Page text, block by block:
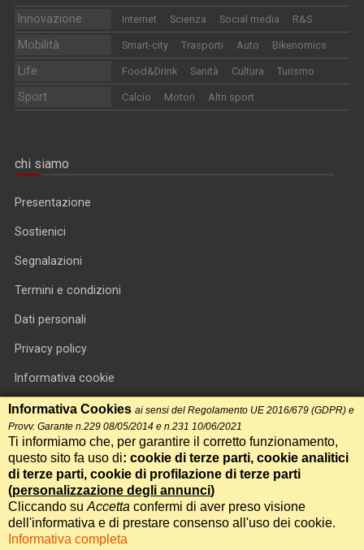
Innovazione Internet Scienza Social media R&S
Mobilità Smart-city Trasporti Auto Bikenomics
Life Food&Drink Sanità Cultura Turismo
Sport Calcio Motori Altri sport
chi siamo
Presentazione
Sostienici
Segnalazioni
Termini e condizioni
Dati personali
Privacy policy
Informativa cookie
RSS feed
RSS Top News
Contatti
International Communication S.r.l. • P.IVA 14478081004 • Testata
giornalistica n.191, reg. Tribunale di Roma del 14/12/2017
Informativa Cookies ai sensi del Regolamento UE 2016/679 (GDPR) e
Provv. Garante n.229 08/05/2014 e n.231 10/06/2021
Ti informiamo che, per garantire il corretto funzionamento,
questo sito fa uso di: cookie di terze parti, cookie analitici
di terze parti, cookie di profilazione di terze parti
(personalizzazione degli annunci)
Cliccando su Accetta confermi di aver preso visione
dell'informativa e di prestare consenso all'uso dei cookie.
Informativa completa